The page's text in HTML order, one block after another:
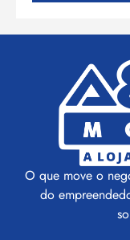
O que move o
do